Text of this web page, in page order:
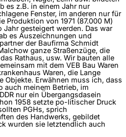
es z.B. in einem Jahr nur
Fenster, im anderen nur für
Produktion von 1971 (87.000 M)
Jahr gesteigert werden. Das war
es Auszeichnungen und
der Baufirma Schmidt
ganze Straßenzüge, die
Rathaus, usw. Wir bauten alle
mit dem VEB Bau Waren
Waren, die Lange
Objekte. Erwähnen muss ich, dass
auch meinem Betrieb, im
nur ein Übergangsdasein
1958 setzte po-litischer Druck
PGHs, sprich
des Handwerks, gebildet
wurden sie letztendlich auch